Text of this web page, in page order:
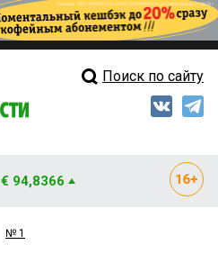
Свежий выпускПоиск по сайту
€ 94,8366
№ 1